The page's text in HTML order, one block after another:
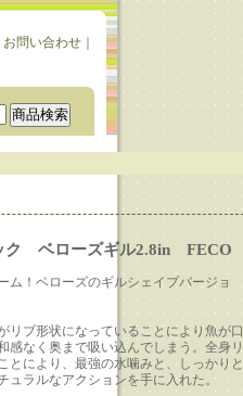
お問い合わせ｜
ク ベローズギル2.8in FECO
ム！ベローズのギルシェイプバージョ
リブ形状になっていることにより魚が口
感なく奥まで吸い込んでしまう。全身リ
とにより、最強の水噛みと、しっかりと
ュラルなアクションを手に入れた。